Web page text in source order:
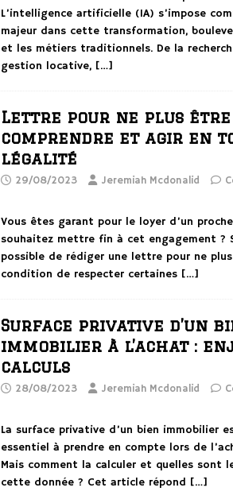
L’intelligence artificielle (IA) s’impose
majeur dans cette transformation,
et les métiers traditionnels. De la
gestion locative, […]
Lettre pour ne plus
comprendre et agir en
légalité
29/08/2023 Jeremiah Mcdonalid
Vous êtes garant pour le loyer d’un
souhaitez mettre fin à cet engagement ?
possible de rédiger une lettre pour ne
condition de respecter certaines […]
Surface privative d’un
immobilier à l’achat :
calculs
28/08/2023 Jeremiah Mcdonalid
La surface privative d’un bien immobilier
essentiel à prendre en compte lors de
Mais comment la calculer et quelles sont
cette donnée ? Cet article répond […]